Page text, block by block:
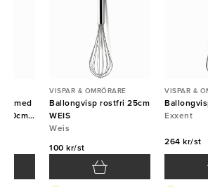
med
80cm
VISPAR & OMRÖRARE
Ballongvisp rostfri 25cm
WEIS
Weis
100 kr/st
VISPAR &
Exxent
264 kr/st